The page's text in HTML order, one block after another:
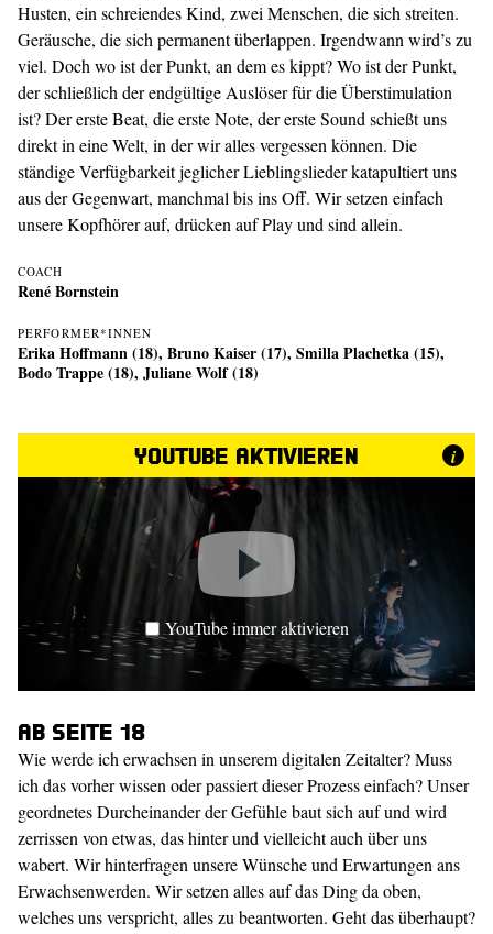
Husten, ein schreiendes Kind, zwei Menschen, die sich streiten.
Geräusche, die sich permanent überlappen. Irgendwann wird’s zu
viel. Doch wo ist der Punkt, an dem es kippt? Wo ist der Punkt,
der schließlich der endgültige Auslöser für die Überstimulation
ist? Der erste Beat, die erste Note, der erste Sound schießt uns
direkt in eine Welt, in der wir alles vergessen können. Die
ständige Verfügbarkeit jeglicher Lieblingslieder katapultiert uns
aus der Gegenwart, manchmal bis ins Off. Wir setzen einfach
unsere Kopfhörer auf, drücken auf Play und sind allein.
COACH
René Bornstein
PERFORMER*INNEN
Erika Hoffmann (18), Bruno Kaiser (17), Smilla Plachetka (15),
Bodo Trappe (18), Juliane Wolf (18)
YouTube aktivieren i
YouTube immer aktivieren
Ab Seite 18
Wie werde ich erwachsen in unserem digitalen Zeitalter? Muss
ich das vorher wissen oder passiert dieser Prozess einfach? Unser
geordnetes Durcheinander der Gefühle baut sich auf und wird
zerrissen von etwas, das hinter und vielleicht auch über uns
wabert. Wir hinterfragen unsere Wünsche und Erwartungen ans
Erwachsenwerden. Wir setzen alles auf das Ding da oben,
welches uns verspricht, alles zu beantworten. Geht das überhaupt?